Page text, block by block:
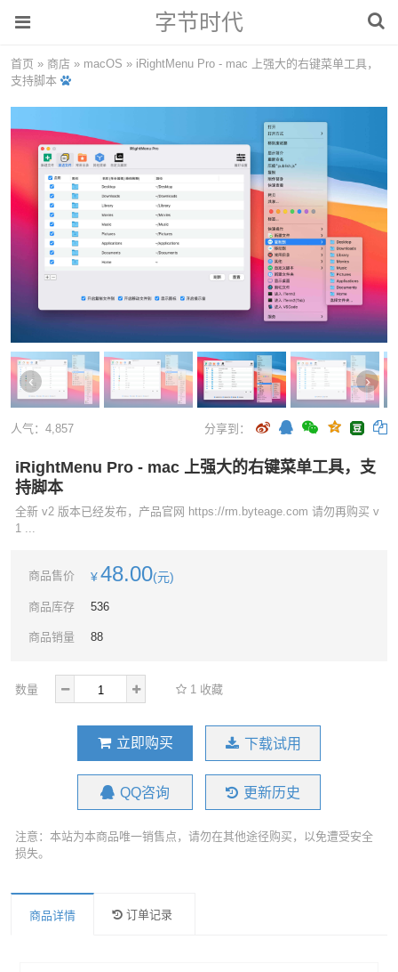
字节时代
首页 » 商店 » macOS » iRightMenu Pro - mac 上强大的右键菜单工具，
支持脚本
‹ ›
人气： 4,857 分享到：
iRightMenu Pro - mac 上强大的右键菜单工具，支
持脚本
全新 v2 版本已经发布，产品官网 https://rm.byteage.com 请勿再购买 v
1 ...
商品售价 ¥48.00(元)
商品库存 536
商品销量 88
数量 1 收藏
立即购买 下载试用
QQ咨询 更新历史
注意：本站为本商品唯一销售点，请勿在其他途径购买，以免遭受安全
损失。
商品详情 订单记录